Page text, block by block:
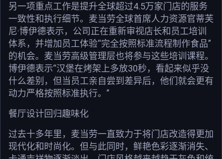
另一项重点工作是提升全球超过4.5万家门店的服务
一致性和执行细节。麦当劳全球首席人力资源官蒂芙
尼·博伊德表示，公司正在重新审视店长和员工培训
体系，并增加员工体验“完全按照标准流程制作食品”
的机会。麦当劳高级管理层也将参与这些培训课程。
博伊德表示“汉堡在烤架上多放30秒，看起来似乎没
什么差别，但当员工亲自尝到差异后，他们就会更有
动力严格按照标准执行。”
餐厅设计回归趣味化
过去十多年里，麦当劳一直致力于将门店改造得更加
现代化和时尚化。但与此同时，鲜艳色彩逐渐消失、